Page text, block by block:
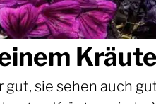
sie sehen auch